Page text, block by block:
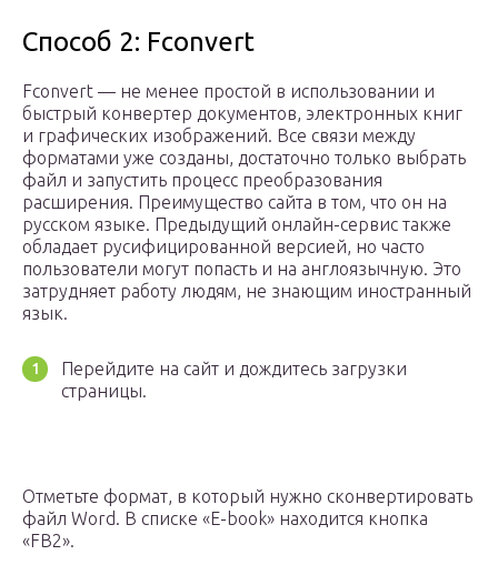
Способ 2: Fconvert
Fconvert — не менее простой в использовании и
быстрый конвертер документов, электронных книг
и графических изображений. Все связи между
форматами уже созданы, достаточно только выбрать
файл и запустить процесс преобразования
расширения. Преимущество сайта в том, что он на
русском языке. Предыдущий онлайн-сервис также
обладает русифицированной версией, но часто
пользователи могут попасть и на англоязычную. Это
затрудняет работу людям, не знающим иностранный
язык.
Перейдите на сайт и дождитесь загрузки
страницы.
Отметьте формат, в который нужно сконвертировать
файл Word. В списке «E-book» находится кнопка
«FB2».